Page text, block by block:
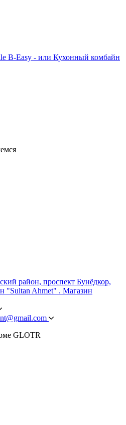
B-Easy - или Кухонный комбайн
район, проспект Бунёдкор,
"Sultan Ahmet" . Магазин
GLOTR